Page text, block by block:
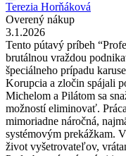
Terezia Horňáková
Overený nákup
3.1.2026
Tento pútavý príbeh
brutálnou vraždou
špeciálneho prípadu
Korupcia a zločin spájali
Michelom a Pilátom sa
možností eliminovať.
mimoriadne náročná,
systémovým prekážkam.
život vyšetrovateľov,